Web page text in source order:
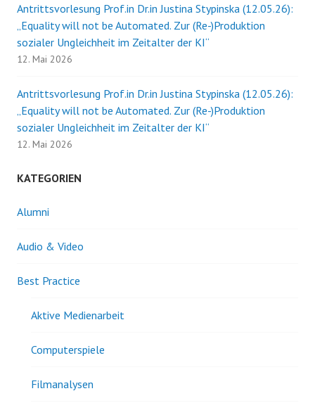
Antrittsvorlesung Prof.in Dr.in Justina Stypinska (12.05.26):
„Equality will not be Automated. Zur (Re-)Produktion
sozialer Ungleichheit im Zeitalter der KI“
12. Mai 2026
Antrittsvorlesung Prof.in Dr.in Justina Stypinska (12.05.26):
„Equality will not be Automated. Zur (Re-)Produktion
sozialer Ungleichheit im Zeitalter der KI“
12. Mai 2026
KATEGORIEN
Alumni
Audio & Video
Best Practice
Aktive Medienarbeit
Computerspiele
Filmanalysen